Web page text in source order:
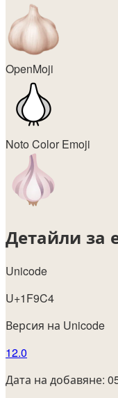
OpenMoji
Noto Color Emoji
Детайли за
Unicode
U+1F9C4
Версия на Unicode
12.0
Дата на добавяне: